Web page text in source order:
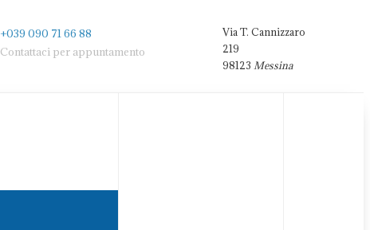
+039 090 71 66 88
Contattaci per appuntamento
Via T. Cannizzaro
219
98123 Messina